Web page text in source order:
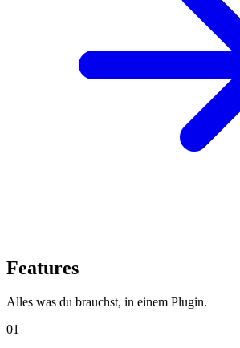
Features
Alles was du brauchst, in einem Plugin.
01